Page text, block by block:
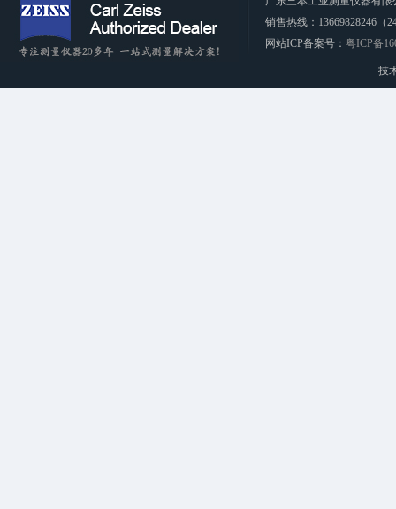
销售热线：13669828246（
网站ICP备案号： 粤ICP备
技